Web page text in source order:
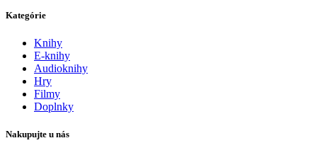
Kategórie
Knihy
E-knihy
Audioknihy
Hry
Filmy
Doplnky
Nakupujte u nás